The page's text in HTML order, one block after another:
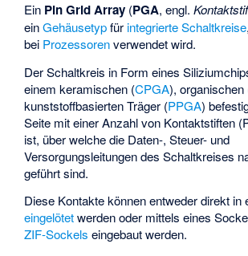
Ein Pin Grid Array (PGA, engl.
einGehäusetypfür integrierte Schaltkreise
bei Prozessorenverwendet wird.
Der Schaltkreis in Form eines
einem keramischen (CPGA), organischen
kunststoffbasierten Träger (PPGA)
Seite mit einer Anzahl von Kontaktstiften
ist, über welche die Daten-, Steuer- und
Versorgungsleitungen des Schaltkreises
geführt sind.
Diese Kontakte können entweder direkt in
eingelötetwerden oder mittels eines
ZIF-Sockels eingebaut werden.